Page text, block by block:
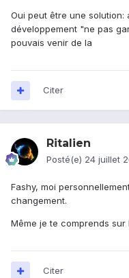
Oui peut être une solution:
développement "ne pas
pouvais venir de la
Citer
Ritalien
Posté(e) 24 juillet
Fashy, moi
changement.
Même je te comprends sur
Citer